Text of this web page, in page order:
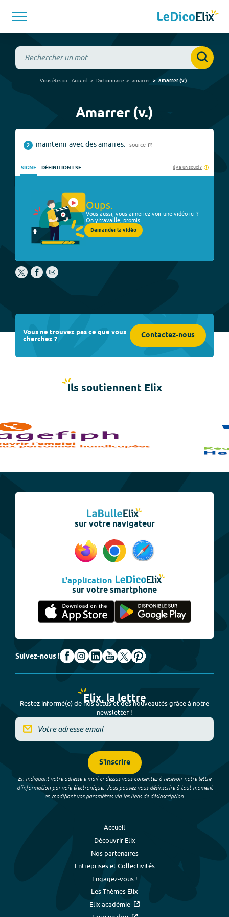
Vous êtes ici : Accueil Dictionnaire amarrer amarrer(v.)
Amarrer (v.)
2 maintenir avec des amarres. source
SIGNE DÉFINITION LSF Il y a un souci ?
Oups.
Vous aussi, vous aimeriez voir une vidéo ici ?
On y travaille, promis.
Demander la vidéo
Vous ne trouvez pas ce que vous
cherchez ? Contactez-nous
Ils soutiennent Elix
sur votre navigateur
L'application
sur votre smartphone
Suivez-nous !
Elix, la lettre
Restez informé(e) de nos actus et des nouveautés grâce à notre
newsletter !
S'inscrire
En indiquant votre adresse e-mail ci-dessus vous consentez à recevoir notre lettre
d’information par voie électronique. Vous pouvez vous désinscrire à tout moment
en modifiant vos paramètres via les liens de désinscription.
Accueil
Découvrir Elix
Nos partenaires
Entreprises et Collectivités
Engagez-vous !
Les Thèmes Elix
Elix académie